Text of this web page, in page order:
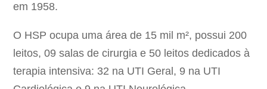
em 1958.
O HSP ocupa uma área de 15 mil m², possui 200
leitos, 09 salas de cirurgia e 50 leitos dedicados à
terapia intensiva: 32 na UTI Geral, 9 na UTI